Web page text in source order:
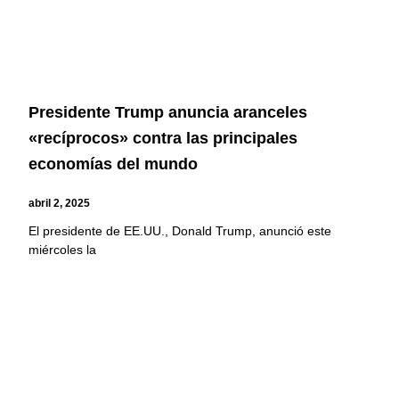
Presidente Trump anuncia aranceles
«recíprocos» contra las principales
economías del mundo
abril 2, 2025
El presidente de EE.UU., Donald Trump, anunció este
miércoles la